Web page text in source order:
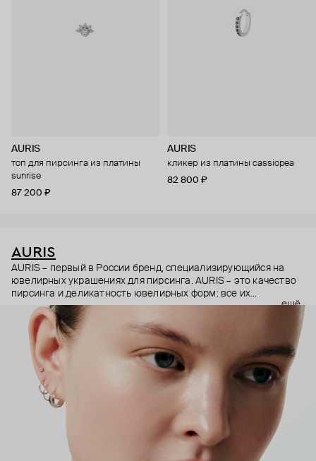
AURIS
топ для пирсинга из платины
sunrise
87 200 ₽
AURIS
кликер из платины cassiopea
82 800 ₽
AURIS
AURIS – первый в России бренд, специализирующийся на
ювелирных украшениях для пирсинга. AURIS – это качество
пирсинга и деликатность ювелирных форм: все их
украшения ручной работы. В процессе создания участвуют
как профессиональные пирсеры (они отвечают за
безопасность и эргономичность пирсинга), так и ювелирные
стилисты (благодаря им дизайн соответствует трендам, а
украшения легко сочетаются между собой).
Украшения AURIS – для тех, кто открыто выражает себя, но
делает это интеллигентно и по-взрослому.
ещё